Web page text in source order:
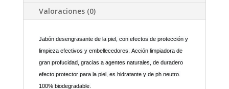
Valoraciones (0)
Jabón desengrasante de la piel, con efectos de protección y
limpieza efectivos y embellecedores. Acción limpiadora de
gran profucidad, gracias a agentes naturales, de duradero
efecto protector para la piel, es hidratante y de ph neutro.
100% biodegradable.